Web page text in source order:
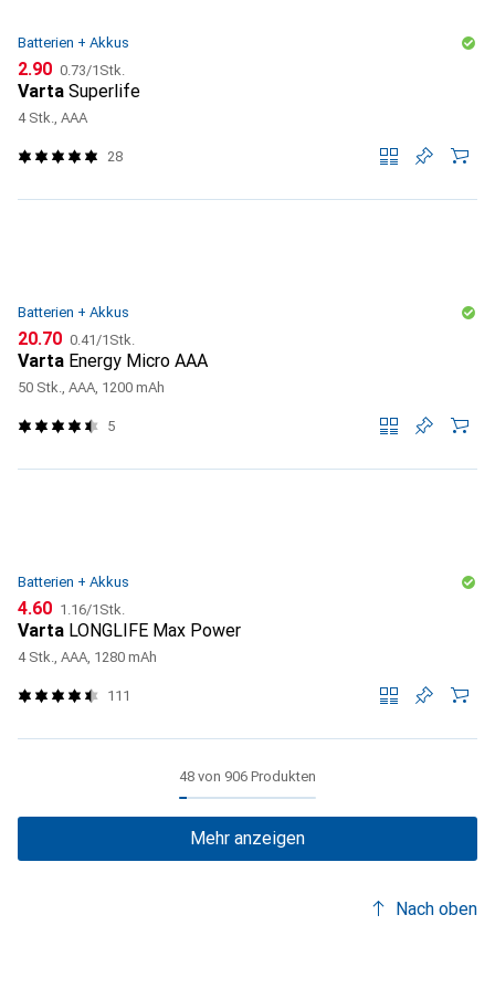
Batterien + Akkus
CHF
2.90 CHF
0.73/1Stk.
Varta Superlife
4 Stk., AAA
28
Batterien + Akkus
CHF
20.70 CHF
0.41/1Stk.
Varta Energy Micro AAA
50 Stk., AAA, 1200 mAh
5
Batterien + Akkus
CHF
4.60 CHF
1.16/1Stk.
Varta LONGLIFE Max Power
4 Stk., AAA, 1280 mAh
111
48 von 906 Produkten
Mehr anzeigen
Nach oben